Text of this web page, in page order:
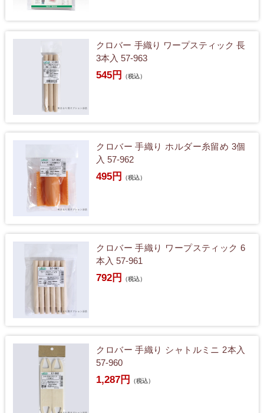
クロバー 手織り ワープスティック 長
3本入 57-963
545円 （税込）
クロバー 手織り ホルダー糸留め 3個
入 57-962
495円 （税込）
クロバー 手織り ワープスティック 6
本入 57-961
792円 （税込）
クロバー 手織り シャトルミニ 2本入
57-960
1,287円 （税込）